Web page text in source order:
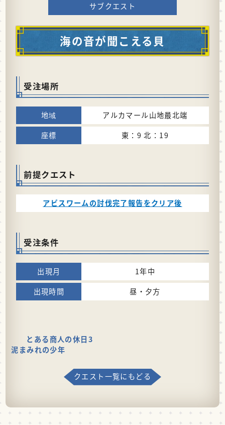
サブクエスト
海の音が聞こえる貝
受注場所
アルカマール山地最北端
東：9 北：19
前提クエスト
アビスワームの討伐完了報告をクリア後
受注条件
1年中
昼・夕方
とある商人の休日3
泥まみれの少年
クエスト一覧にもどる